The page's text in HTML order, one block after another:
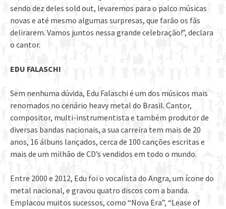
sendo dez deles sold out, levaremos para o palco músicas
novas e até mesmo algumas surpresas, que farão os fãs
delirarem. Vamos juntos nessa grande celebração!”, declara
o cantor.
EDU FALASCHI
Sem nenhuma dúvida, Edu Falaschi é um dos músicos mais
renomados no cenário heavy metal do Brasil. Cantor,
compositor, multi-instrumentista e também produtor de
diversas bandas nacionais, a sua carreira tem mais de 20
anos, 16 álbuns lançados, cerca de 100 canções escritas e
mais de um milhão de CD’s vendidos em todo o mundo.
Entre 2000 e 2012, Edu foi o vocalista do Angra, um ícone do
metal nacional, e gravou quatro discos com a banda.
Emplacou muitos sucessos, como “Nova Era”, “Lease of